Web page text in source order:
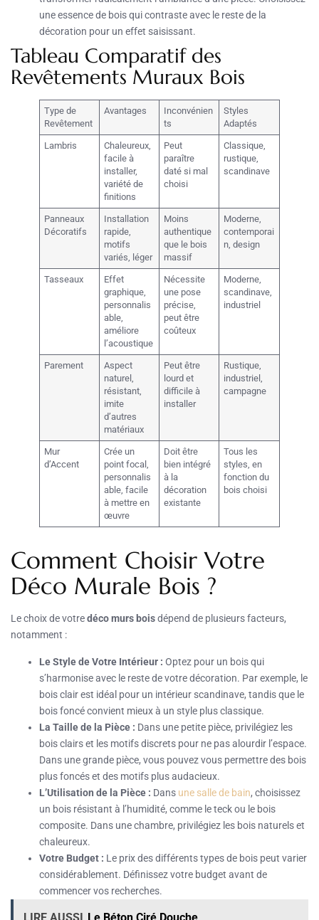
une essence de bois qui contraste avec le reste de la
décoration pour un effet saisissant.
Tableau Comparatif des
Revêtements Muraux Bois
Type de
Revêtement
Avantages
Inconvénien
ts
Styles
Adaptés
Lambris
Chaleureux,
facile à
installer,
variété de
finitions
Peut
paraître
daté si mal
choisi
Classique,
rustique,
scandinave
Panneaux
Décoratifs
Installation
rapide,
motifs
variés, léger
Moins
authentique
que le bois
massif
Moderne,
contemporai
n, design
Tasseaux
Effet
graphique,
personnalis
able,
améliore
l’acoustique
Nécessite
une pose
précise,
peut être
coûteux
Moderne,
scandinave,
industriel
Parement
Aspect
naturel,
résistant,
imite
d’autres
matériaux
Peut être
lourd et
difficile à
installer
Rustique,
industriel,
campagne
Mur
d’Accent
Crée un
point focal,
personnalis
able, facile
à mettre en
œuvre
Doit être
bien intégré
à la
décoration
existante
Tous les
styles, en
fonction du
bois choisi
Comment Choisir Votre
Déco Murale Bois ?
Le choix de votredéco murs boisdépend de plusieurs facteurs,
notamment :
Le Style de Votre Intérieur : Optez pour un bois qui
s’harmonise avec le reste de votre décoration. Par exemple, le
bois clair est idéal pour un intérieur scandinave, tandis que le
bois foncé convient mieux à un style plus classique.
La Taille de la Pièce : Dans une petite pièce, privilégiez les
bois clairs et les motifs discrets pour ne pas alourdir l’espace.
Dans une grande pièce, vous pouvez vous permettre des bois
plus foncés et des motifs plus audacieux.
L’Utilisation de la Pièce : Dans une salle de bain, choisissez
un bois résistant à l’humidité, comme le teck ou le bois
composite. Dans une chambre, privilégiez les bois naturels et
chaleureux.
Votre Budget : Le prix des différents types de bois peut varier
considérablement. Définissez votre budget avant de
commencer vos recherches.